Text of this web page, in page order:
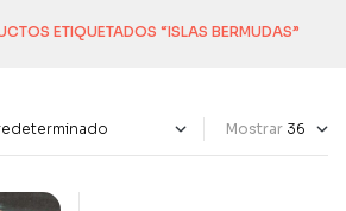
ETIQUETADOS “ISLAS BERMUDAS”
Mostrar